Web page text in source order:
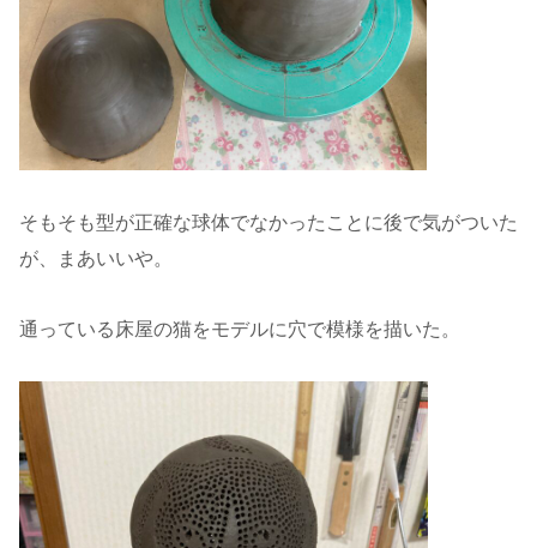
そもそも型が正確な球体でなかったことに後で気がついた
が、まあいいや。
通っている床屋の猫をモデルに穴で模様を描いた。